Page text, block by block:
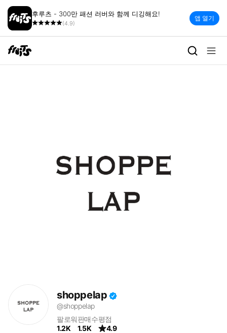
후루츠 - 300만 패션 러버와 함께 디깅해요!
(4.9)
앱 열기
shoppelap
@shoppelap
팔로워
1.2K
판매수
1.5K
평점
4.9